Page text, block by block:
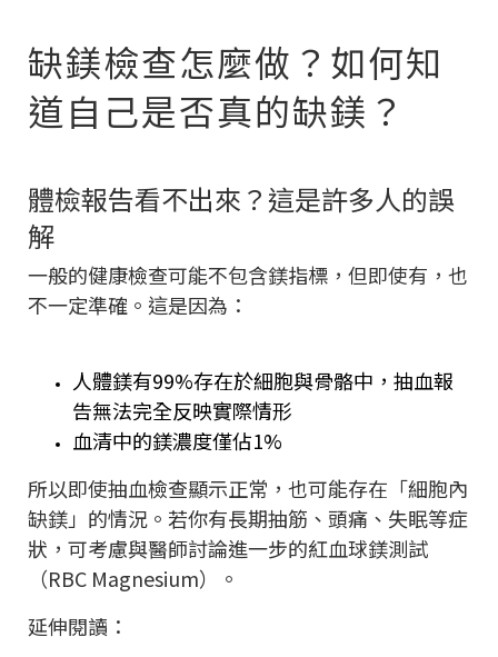
缺鎂檢查怎麼做？如何知
道自己是否真的缺鎂？
體檢報告看不出來？這是許多人的誤
解
一般的健康檢查可能不包含鎂指標，但即使有，也
不一定準確。這是因為：
人體鎂有99%存在於細胞與骨骼中，抽血報
告無法完全反映實際情形
血清中的鎂濃度僅佔1%
所以即使抽血檢查顯示正常，也可能存在「細胞內
缺鎂」的情況。若你有長期抽筋、頭痛、失眠等症
狀，可考慮與醫師討論進一步的紅血球鎂測試
（RBC Magnesium）。
延伸閱讀：